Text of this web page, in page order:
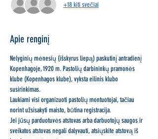
+18 kiti svečiai
Apie renginį
Nelyginių mėnesių (išskyrus liepą) paskutinį antradienį
Kopenhagoje, 1920 m. Pastolių darbininkų pramonės
klube (Kopenhagos klube), vyksta eilinis klubo
susirinkimas.
Laukiami visi organizuoti pastolių montuotojai, tačiau
norint užsisakyti maisto, būtina registracija.
Jei jūsų parduotuvės atstovas arba darbuotojų saugos ir
sveikatos atstovas negali dalyvauti, atsiųskite atstovą iš